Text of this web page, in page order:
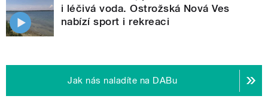
i léčivá voda. Ostrožská Nová Ves
nabízí sport i rekreaci
Jak nás naladíte na DABu